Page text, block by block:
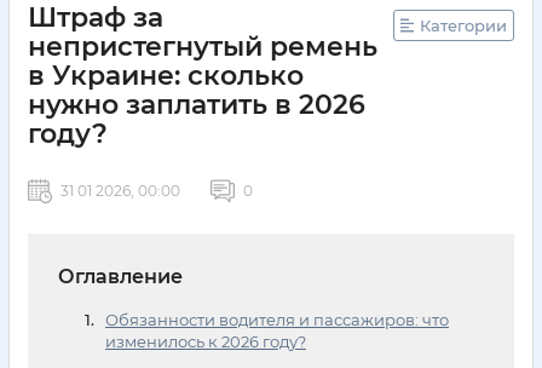
Штраф за
непристегнутый ремень
в Украине: сколько
нужно заплатить в 2026
году?
Категории
31 01 2026, 00:00 0
Оглавление
Обязанности водителя и пассажиров: что
изменилось к 2026 году?